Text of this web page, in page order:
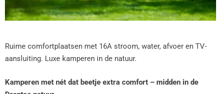
Ruime comfortplaatsen met 16A stroom, water, afvoer en TV-
aansluiting. Luxe kamperen in de natuur.
Kamperen met nét dat beetje extra comfort – midden in de